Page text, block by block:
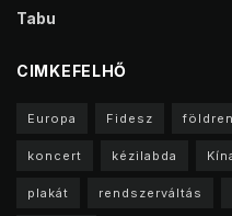
Tabu
CIMKEFELHŐ
Europa Fidesz
koncert kézilabda
plakát rendszerváltás